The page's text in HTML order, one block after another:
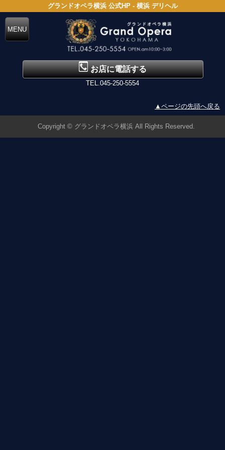
グランドオペラ横浜 公式HP - 横浜 デリヘル
お店に電話する
TEL.045-250-5554
▲ページの先頭へ戻る
Copyright © グランドオペラ横浜 All Rights Reserved.